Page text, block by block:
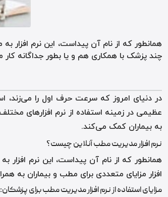
همانطور که از نام آن پیداست، این نرم
چند پزشک با همکاری هم و یا بطور جداگانه
در دنیای امروز که سرعت حرف اول را می‌زند،
عظیمی در زمینه استفاده از نرم افزارهای
به بیماران کمک می‌کند.
نرم افزار مدیریت مطب آنلاین چیست؟
همانطور که از نام آن پیداست، این نرم
افزار مزایای متعددی برای مطب و بیماران به
مزایای استفاده از نرم افزار مدیریت مطب برای پزشکان: